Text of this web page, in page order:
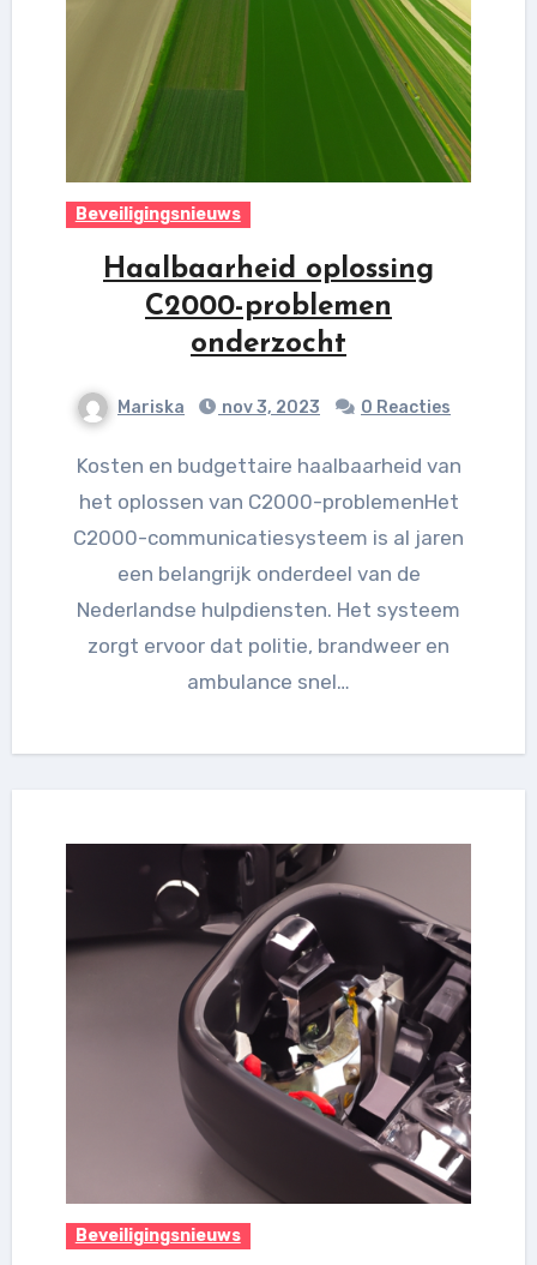
Beveiligingsnieuws
Haalbaarheid oplossing
C2000-problemen
onderzocht
Mariska nov 3, 2023 0 Reacties
Kosten en budgettaire haalbaarheid van
het oplossen van C2000-problemenHet
C2000-communicatiesysteem is al jaren
een belangrijk onderdeel van de
Nederlandse hulpdiensten. Het systeem
zorgt ervoor dat politie, brandweer en
ambulance snel…
Beveiligingsnieuws